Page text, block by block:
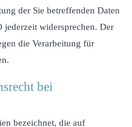
der Sie betreffenden Daten
jederzeit widersprechen. Der
die Verarbeitung für
bei
bezeichnet, die auf